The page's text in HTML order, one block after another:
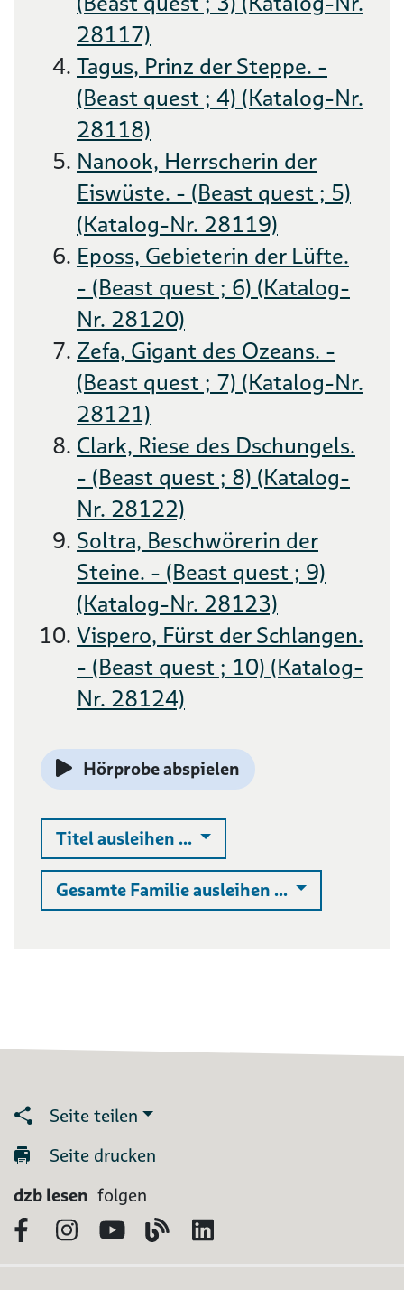
28117)
Tagus, Prinz der Steppe. -
(Beast quest ; 4) (Katalog-Nr.
28118)
Nanook, Herrscherin der
Eiswüste. - (Beast quest ; 5)
(Katalog-Nr. 28119)
Eposs, Gebieterin der Lüfte.
- (Beast quest ; 6) (Katalog-
Nr. 28120)
Zefa, Gigant des Ozeans. -
(Beast quest ; 7) (Katalog-Nr.
28121)
Clark, Riese des Dschungels.
- (Beast quest ; 8) (Katalog-
Nr. 28122)
Soltra, Beschwörerin der
Steine. - (Beast quest ; 9)
(Katalog-Nr. 28123)
Vispero, Fürst der Schlangen.
- (Beast quest ; 10) (Katalog-
Nr. 28124)
Hörprobe abspielen
Titel ausleihen ... Auswahlliste ausklappen
Gesamte Familie ausleihen ... Auswahlliste
Seite teilen
Seite drucken
dzb lesen folgen
FacebookInstagram
YouTubeBlog